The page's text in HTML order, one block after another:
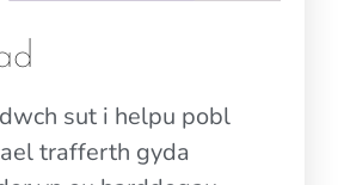
sut i helpu pobl
trafferth gyda